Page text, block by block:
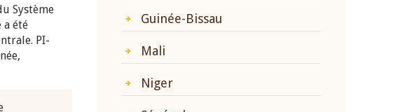
Système
a été
PI-
Guinée-Bissau
Mali
Niger